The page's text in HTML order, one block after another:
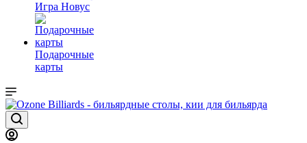
Игра Новус
Подарочные
карты